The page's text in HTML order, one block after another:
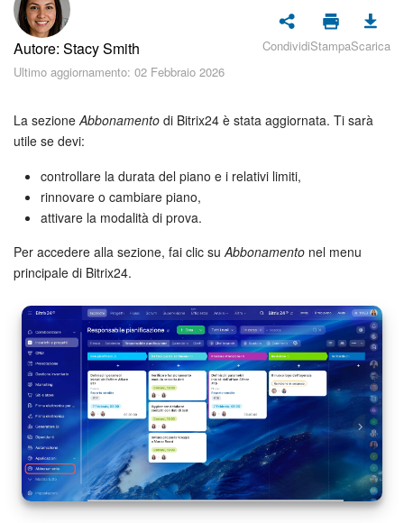
Piani e pagamento
Sicurezza in Bitrix24
CoPilot: IA in Bitrix24
Feed
Messenger
Collab
Calendario
Bitrix24 Drive
Webmail
Gruppi di lavoro
Incarichi e progetti
Autore: Stacy Smith
Ultimo aggiornamento: 02 Febbraio 2026
CondividiStampaScarica
La sezione Abbonamento di Bitrix24 è stata aggiornata. Ti sarà
utile se devi:
controllare la durata del piano e i relativi limiti,
rinnovare o cambiare piano,
attivare la modalità di prova.
Per accedere alla sezione, fai clic su Abbonamento nel menu
principale di Bitrix24.